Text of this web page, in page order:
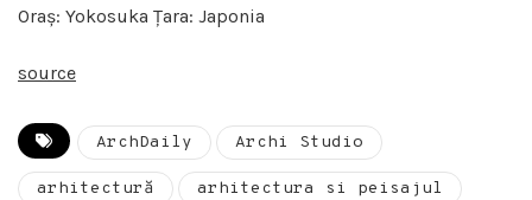
Oraș: Yokosuka Țara: Japonia
source
ArchDaily Archi Studio
arhitectură arhitectura si peisajul